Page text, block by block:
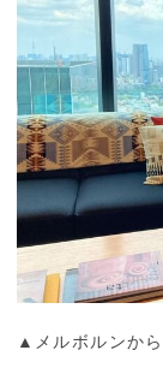
▲メルボルンから